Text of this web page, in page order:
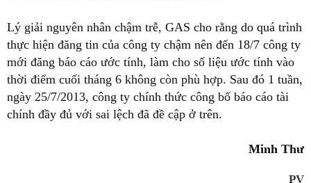
Lý giải nguyên nhân chậm trễ, GAS cho rằng do quá trình
thực hiện đăng tin của công ty chậm nên đến 18/7 công ty
mới đăng báo cáo ước tính, làm cho số liệu ước tính vào
thời điểm cuối tháng 6 không còn phù hợp. Sau đó 1 tuần,
ngày 25/7/2013, công ty chính thức công bố báo cáo tài
chính đầy đủ với sai lệch đã đề cập ở trên.
Minh Thư
PV